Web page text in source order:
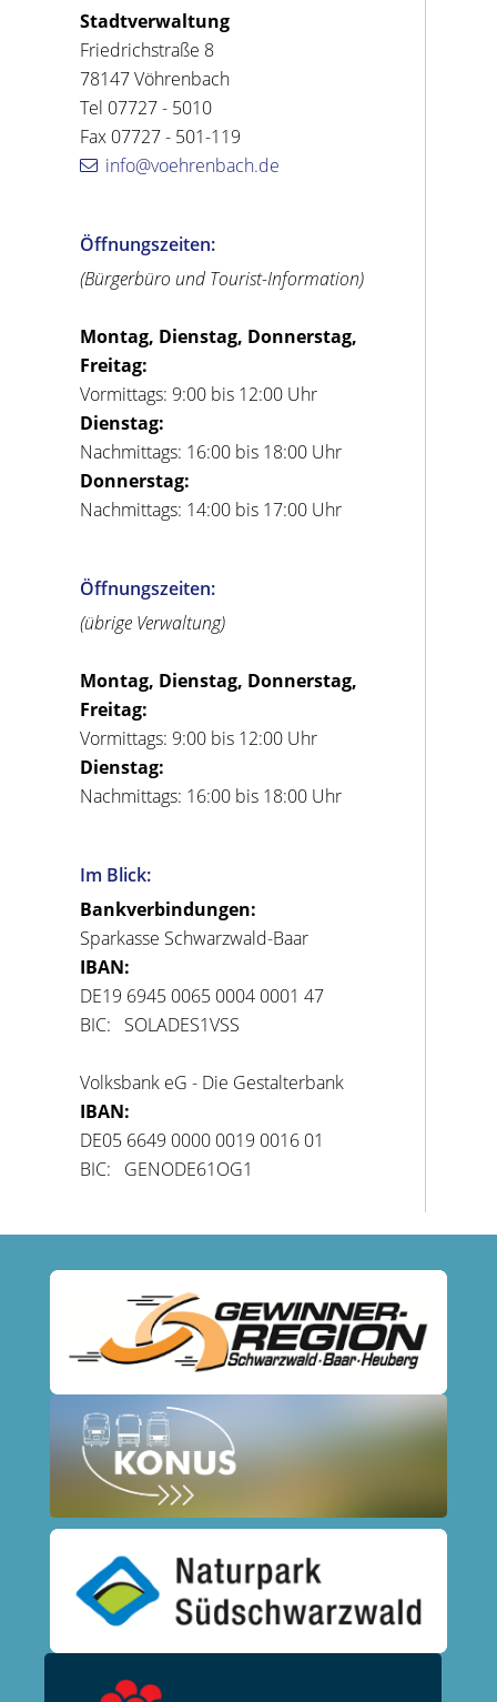
Stadtverwaltung
Friedrichstraße 8
78147 Vöhrenbach
Tel 07727 - 5010
Fax 07727 - 501-119
info@voehrenbach.de
Öffnungszeiten:
(Bürgerbüro und Tourist-Information)
Montag, Dienstag, Donnerstag,
Freitag:
Vormittags: 9:00 bis 12:00 Uhr
Dienstag:
Nachmittags: 16:00 bis 18:00 Uhr
Donnerstag:
Nachmittags: 14:00 bis 17:00 Uhr
Öffnungszeiten:
(übrige Verwaltung)
Montag, Dienstag, Donnerstag,
Freitag:
Vormittags: 9:00 bis 12:00 Uhr
Dienstag:
Nachmittags: 16:00 bis 18:00 Uhr
Im Blick:
Bankverbindungen:
Sparkasse Schwarzwald-Baar
IBAN:
DE19 6945 0065 0004 0001 47
BIC: SOLADES1VSS
Volksbank eG - Die Gestalterbank
IBAN:
DE05 6649 0000 0019 0016 01
BIC: GENODE61OG1